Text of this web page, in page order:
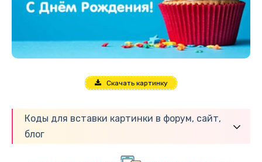
Скачать картинку
Коды для вставки картинки в форум, сайт,
блог